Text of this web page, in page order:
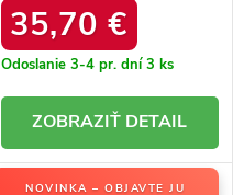
/ F9948 ROSE
35,70 €
Odoslanie 3-4 pr. dní3 ks
DETAIL
NOVINKA – OBJAVTE JU